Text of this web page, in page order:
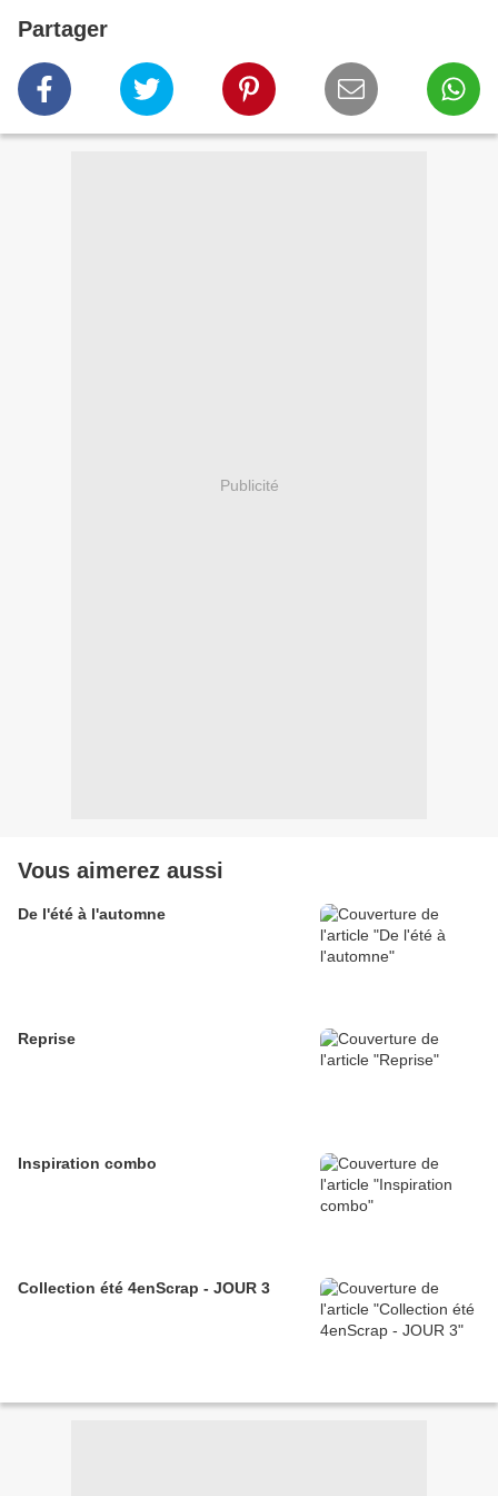
Partager
Publicité
Vous aimerez aussi
De l'été à l'automne
Reprise
Inspiration combo
Collection été 4enScrap - JOUR 3